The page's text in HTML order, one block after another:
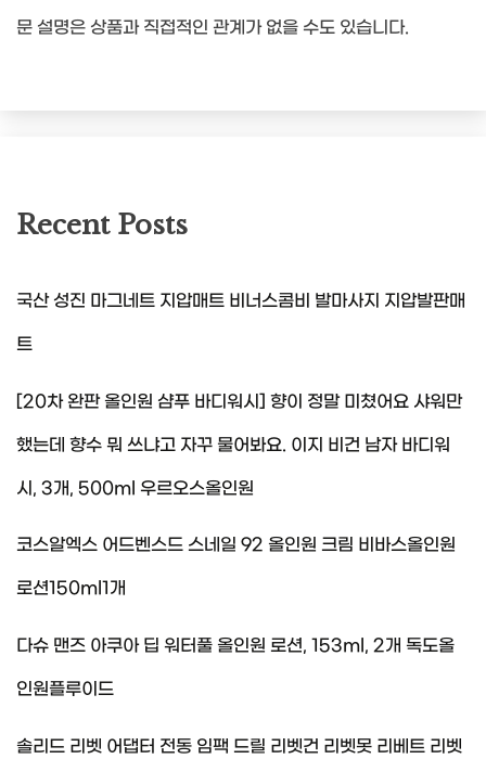
문 설명은 상품과 직접적인 관계가 없을 수도 있습니다.
Recent Posts
국산 성진 마그네트 지압매트 비너스콤비 발마사지 지압발판매
트
[20차 완판 올인원 샴푸 바디워시] 향이 정말 미쳤어요 샤워만
했는데 향수 뭐 쓰냐고 자꾸 물어봐요. 이지 비건 남자 바디워
시, 3개, 500ml 우르오스올인원
코스알엑스 어드벤스드 스네일 92 올인원 크림 비바스올인원
로션150ml1개
다슈 맨즈 아쿠아 딥 워터풀 올인원 로션, 153ml, 2개 독도올
인원플루이드
솔리드 리벳 어댑터 전동 임팩 드릴 리벳건 리벳못 리베트 리벳